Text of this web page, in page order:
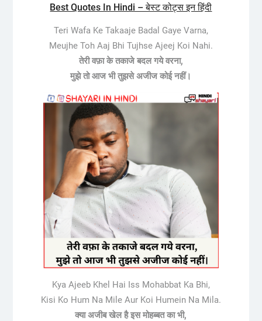
Best Quotes In Hindi – बेस्ट कोट्स इन हिंदी
Teri Wafa Ke Takaaje Badal Gaye Varna,
Meujhe Toh Aaj Bhi Tujhse Ajeej Koi Nahi.
तेरी वफ़ा के तकाजे बदल गये वरना,
मुझे तो आज भी तुझसे अजीज कोई नहीं।
Kya Ajeeb Khel Hai Iss Mohabbat Ka Bhi,
Kisi Ko Hum Na Mile Aur Koi Humein Na Mila.
क्या अजीब खेल है इस मोहब्बत का भी,